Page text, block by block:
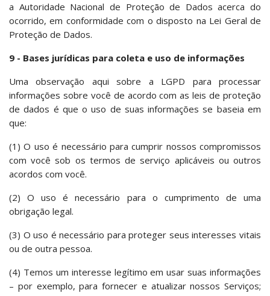
a Autoridade Nacional de Proteção de Dados acerca do
ocorrido, em conformidade com o disposto na Lei Geral de
Proteção de Dados.
9 - Bases jurídicas para coleta e uso de informações
Uma observação aqui sobre a LGPD para processar
informações sobre você de acordo com as leis de proteção
de dados é que o uso de suas informações se baseia em
que:
(1) O uso é necessário para cumprir nossos compromissos
com você sob os termos de serviço aplicáveis ​​ou outros
acordos com você.
(2) O uso é necessário para o cumprimento de uma
obrigação legal.
(3) O uso é necessário para proteger seus interesses vitais
ou de outra pessoa.
(4) Temos um interesse legítimo em usar suas informações
– por exemplo, para fornecer e atualizar nossos Serviços;